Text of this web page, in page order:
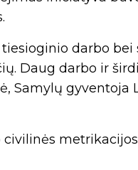
darbo bei
Daug darbo ir
Samylų gyventoja